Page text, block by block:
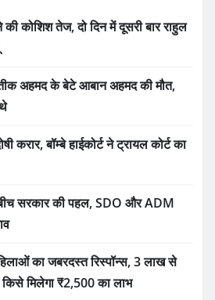
कोशिश तेज, दो दिन में दूसरी बार राहुल
अहमद के बेटे आबान अहमद की मौत,
बॉम्बे हाईकोर्ट ने ट्रायल कोर्ट का
सरकार की पहल, SDO और ADM
का जबरदस्त रिस्पॉन्स, 3 लाख से
किसे मिलेगा ₹2,500 का लाभ